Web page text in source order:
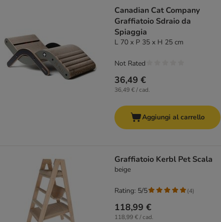
Canadian Cat Company
Graffiatoio Sdraio da
Spiaggia
L 70 x P 35 x H 25 cm
36,49 €
36,49 € / cad.
Not Rated
Aggiungi al carrello
Graffiatoio Kerbl Pet Scala
beige
118,99 €
118,99 € / cad.
Rating: 5/5 (4)